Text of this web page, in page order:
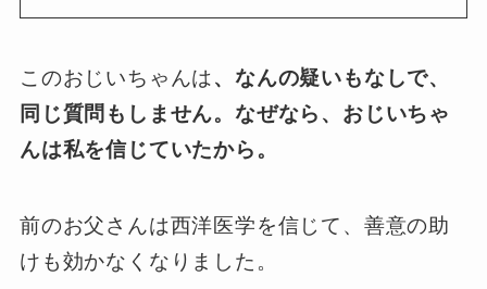
このおじいちゃんは、なんの疑いもなしで、
同じ質問もしません。なぜなら、おじいちゃ
んは私を信じていたから。
前のお父さんは西洋医学を信じて、善意の助
けも効かなくなりました。